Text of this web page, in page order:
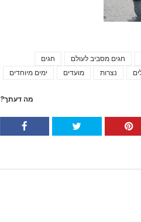
חגים חגים מסביב לעולם
ימים מיוחדים
מועדים נצרות
מה דעתך?